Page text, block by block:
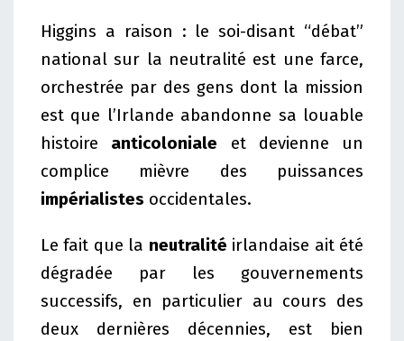
Higgins a raison : le soi-disant “débat”
national sur la neutralité est une farce,
orchestrée par des gens dont la mission
est que l’Irlande abandonne sa louable
histoire anticoloniale et devienne un
complice mièvre des puissances
impérialistes occidentales.
Le fait que la neutralité irlandaise ait été
dégradée par les gouvernements
successifs, en particulier au cours des
deux dernières décennies, est bien